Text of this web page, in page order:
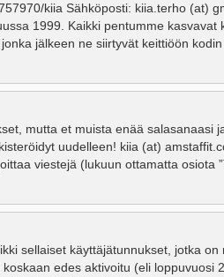
kiia Sähköposti: kiia.terho (at)
1999. Kaikki pentumme kasvavat
jälkeen ne siirtyvät keittiöön kodin
mutta et muista enää salasanaasi
uudelleen! kiia (at)
viestejä (lukuun ottamatta osiota
sellaiset käyttäjätunnukset, jotka on
edes aktivoitu (eli loppuvuosi